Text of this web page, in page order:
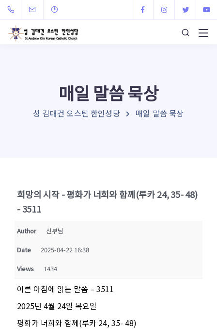
매일 말씀 묵상
성 김대건 오스틴 한인성당 매일 말씀 묵상
희망의 시작 - 평화가 너희와 함께(루카 24, 35- 48)
- 3511
Author 신부님
Date 2025-04-22 16:38
Views 1434
이른 아침에 읽는 말씀 – 3511
2025년 4월 24일 목요일
평화가 너희와 함께(루카 24, 35- 48)